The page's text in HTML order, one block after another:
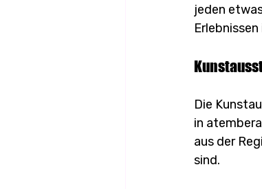
jeden
Die
in
aus der
sind.